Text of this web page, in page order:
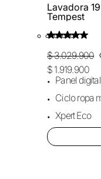
Lavadora
Tempest
$ 3.029.900
$ 1.919.900
Panel
Ciclo ropa
Xpert Eco